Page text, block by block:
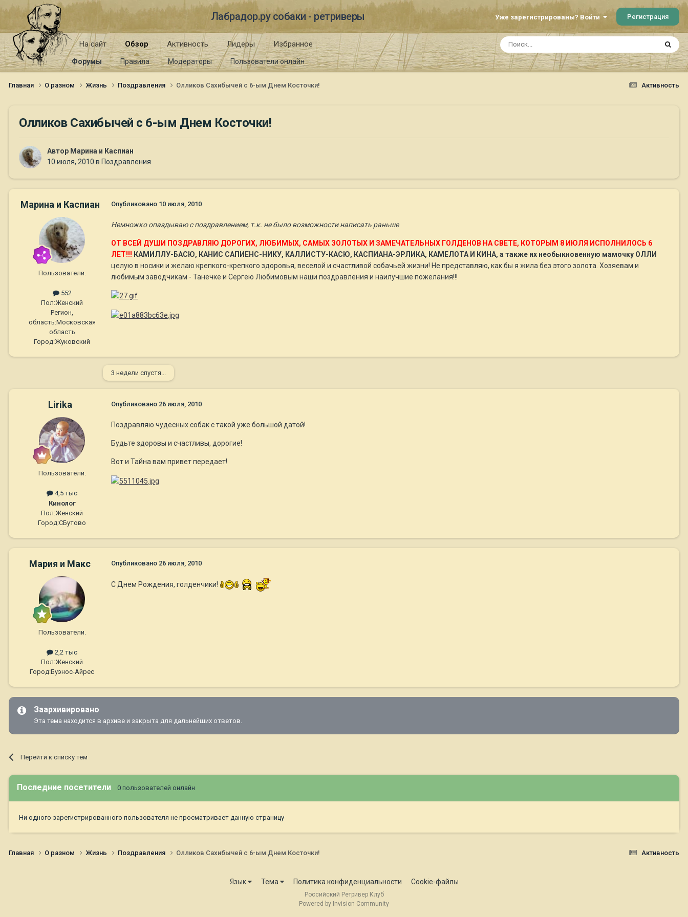
Лабрадор.ру собаки - ретриверы Уже зарегистрированы? Войти Регистрация
На сайт Обзор
Форумы Правила Модераторы Пользователи онлайн
Активность Лидеры Избранное
Активность
Главная О разном Жизнь Поздравления Олликов Сахибычей с 6-ым Днем Косточки!
Олликов Сахибычей с 6-ым Днем Косточки!
Автор Марина и Каспиан
10 июля, 2010 в Поздравления
Марина и Каспиан
Пользователи.
552
Пол:Женский
Регион,
область:Московская
область
Город:Жуковский
Опубликовано 10 июля, 2010
Немножко опаздываю с поздравлением, т.к. не было возможности написать раньше
ОТ ВСЕЙ ДУШИ ПОЗДРАВЛЯЮ ДОРОГИХ, ЛЮБИМЫХ, САМЫХ ЗОЛОТЫХ И ЗАМЕЧАТЕЛЬНЫХ ГОЛДЕНОВ НА СВЕТЕ, КОТОРЫМ 8 ИЮЛЯ ИСПОЛНИЛОСЬ 6
ЛЕТ!!! КАМИЛЛУ-БАСЮ, КАНИС САПИЕНС-НИКУ, КАЛЛИСТУ-КАСЮ, КАСПИАНА-ЭРЛИКА, КАМЕЛОТА И КИНА, а также их необыкновенную мамочку ОЛЛИ
целую в носики и желаю крепкого-крепкого здоровья, веселой и счастливой собачьей жизни! Не представляю, как бы я жила без этого золота. Хозяевам и
любимым заводчикам - Танечке и Сергею Любимовым наши поздравления и наилучшие пожелания!!!
3 недели спустя...
Lirika
Пользователи.
4,5 тыс
Кинолог
Пол:Женский
Город:СБутово
Опубликовано 26 июля, 2010
Поздравляю чудесных собак с такой уже большой датой!
Будьте здоровы и счастливы, дорогие!
Вот и Тайна вам привет передает!
Мария и Макс
Пользователи.
2,2 тыс
Пол:Женский
Город:Буэнос-Айрес
Опубликовано 26 июля, 2010
С Днем Рождения, голденчики!
Заархивировано
Эта тема находится в архиве и закрыта для дальнейших ответов.
Перейти к списку тем
Последние посетители 0 пользователей онлайн
Ни одного зарегистрированного пользователя не просматривает данную страницу
Активность
Главная О разном Жизнь Поздравления Олликов Сахибычей с 6-ым Днем Косточки!
Язык Тема Политика конфиденциальности Cookie-файлы
Российский Ретривер Клуб
Powered by Invision Community